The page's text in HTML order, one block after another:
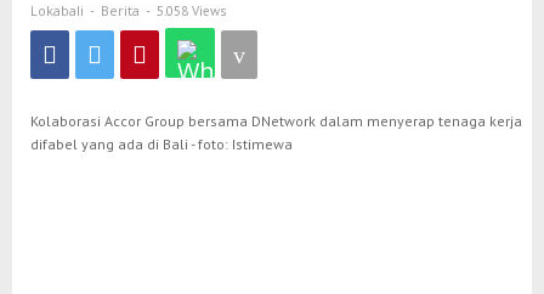
Berkebutuhan
Khusus
Lokabali - Berita - 5.058 Views
Kolaborasi Accor Group bersama DNetwork dalam menyerap tenaga kerja
difabel yang ada di Bali - foto: Istimewa